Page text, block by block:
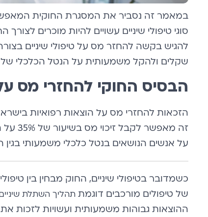
במאמר זה נסביר את המסגרת החוקית
סוגי טיפולי שיניים עשויים להיות מוכרים
להגיש בקשה להחזר מס על טיפולי שיניים
שקלים ולהקל משמעותית על הנטל הכלכלי של
הבסיס החוקי להחזרי מס
זה
על אנשים הנושאים בנטל כלכלי משמעותי בגין
כשמדובר בטיפולי שיניים, החוק מבחין בין
של טיפולים מורכבים דוגמת תהליך השתלת
ההוצאות גבוהות משמעותית ועשויות לזכות